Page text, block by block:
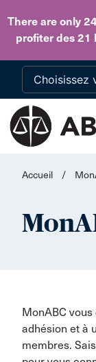
There are only
profiter des 21
Accueil /
MonABC
adhésion et à
membres.